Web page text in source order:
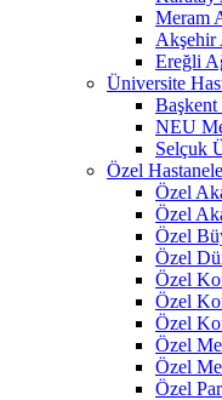
Meram
Akşehir
Ereğli
Üniversite
NEU
Selçuk
Özel
Özel
Özel
Özel
Özel
Özel
Özel
Özel
Özel
Özel
Özel